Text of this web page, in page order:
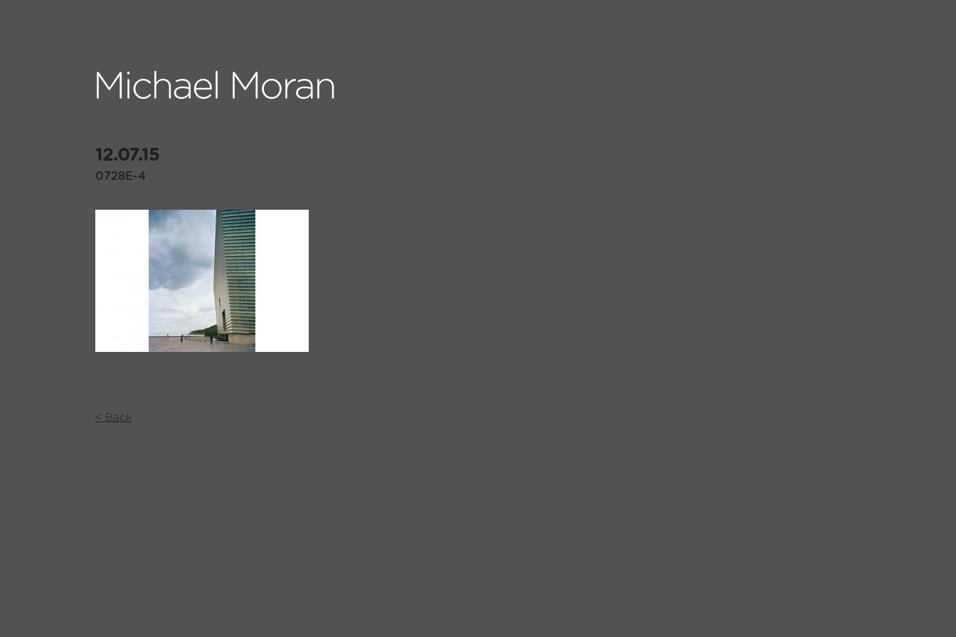
12.07.15
0728E-4
< Back